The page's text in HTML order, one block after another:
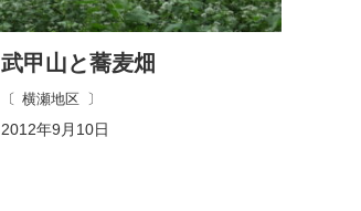
2012年9月10日
横瀬地区
武甲山と蕎麦畑